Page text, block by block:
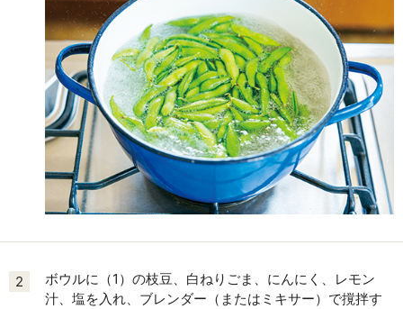
2
ボウルに（1）の枝豆、白ねりごま、にんにく、レモン
汁、塩を入れ、ブレンダー（またはミキサー）で撹拌す